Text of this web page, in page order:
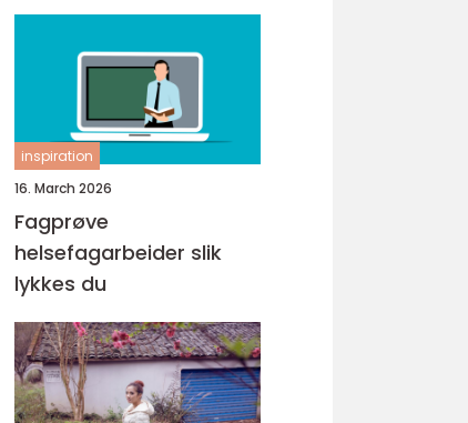
inspiration
16. March 2026
Fagprøve
helsefagarbeider slik
lykkes du